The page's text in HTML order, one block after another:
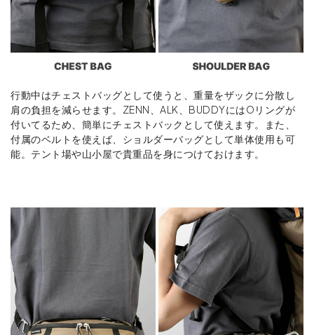
行動中はチェストバッグとして使うと、重量をザックに分散し
肩の負担を減らせます。ZENN、ALK、BUDDYにはOリングが
付いてるため、簡単にチェストバックとして使えます。また、
付属のベルトを使えば、ショルダーバッグとして単体使用も可
能。テント場や山小屋で貴重品を身につけておけます。